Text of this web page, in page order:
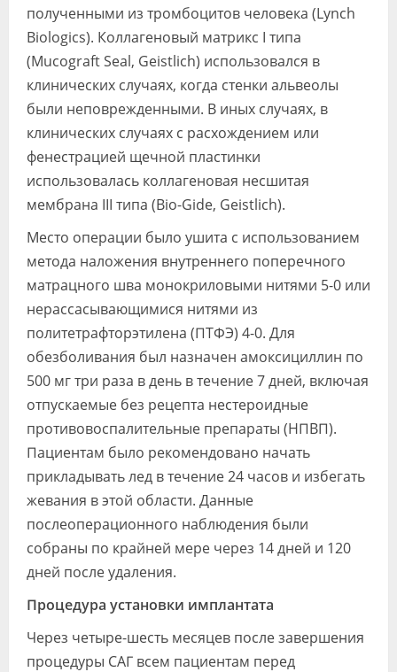
полученными из тромбоцитов человека (Lynch
Biologics). Коллагеновый матрикс I типа
(Mucograft Seal, Geistlich) использовался в
клинических случаях, когда стенки альвеолы
были неповрежденными. В иных случаях, в
клинических случаях с расхождением или
фенестрацией щечной пластинки
использовалась коллагеновая несшитая
мембрана III типа (Bio-Gide, Geistlich).
Место операции было ушита с использованием
метода наложения внутреннего поперечного
матрацного шва монокриловыми нитями 5-0 или
нерассасывающимися нитями из
политетрафторэтилена (ПТФЭ) 4-0. Для
обезболивания был назначен амоксициллин по
500 мг три раза в день в течение 7 дней, включая
отпускаемые без рецепта нестероидные
противовоспалительные препараты (НПВП).
Пациентам было рекомендовано начать
прикладывать лед в течение 24 часов и избегать
жевания в этой области. Данные
послеоперационного наблюдения были
собраны по крайней мере через 14 дней и 120
дней после удаления.
Процедура установки имплантата
Через четыре-шесть месяцев после завершения
процедуры САГ всем пациентам перед